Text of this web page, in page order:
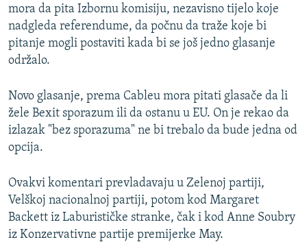
mora da pita Izbornu komisiju, nezavisno tijelo koje
nadgleda referendume, da počnu da traže koje bi
pitanje mogli postaviti kada bi se još jedno glasanje
održalo.
Novo glasanje, prema Cableu mora pitati glasače da li
žele Bexit sporazum ili da ostanu u EU. On je rekao da
izlazak "bez sporazuma" ne bi trebalo da bude jedna od
opcija.
Ovakvi komentari prevladavaju u Zelenoj partiji,
Velškoj nacionalnoj partiji, potom kod Margaret
Backett iz Laburističke stranke, čak i kod Anne Soubry
iz Konzervativne partije premijerke May.